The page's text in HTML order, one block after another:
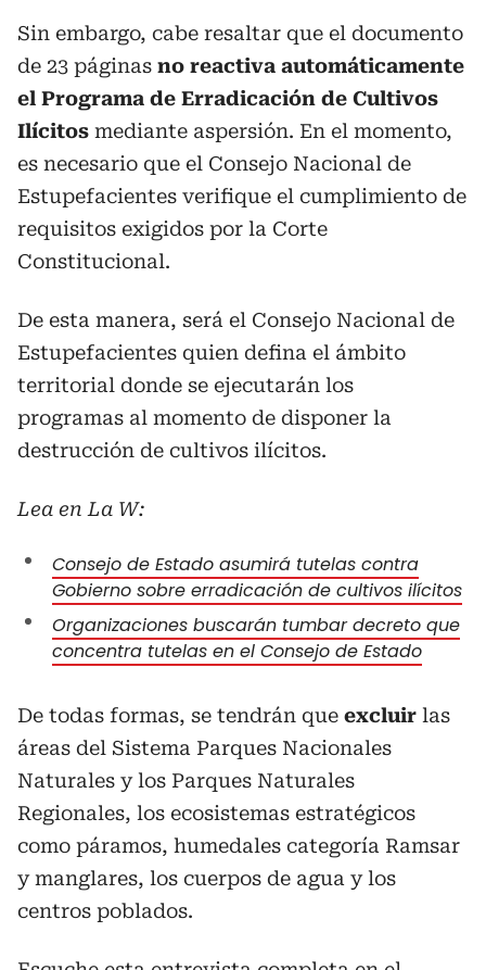
Sin embargo, cabe resaltar que el documento
de 23 páginas no reactiva automáticamente
el Programa de Erradicación de Cultivos
Ilícitos mediante aspersión. En el momento,
es necesario que el Consejo Nacional de
Estupefacientes verifique el cumplimiento de
requisitos exigidos por la Corte
Constitucional.
De esta manera, será el Consejo Nacional de
Estupefacientes quien defina el ámbito
territorial donde se ejecutarán los
programas al momento de disponer la
destrucción de cultivos ilícitos.
Lea en La W:
Consejo de Estado asumirá tutelas contra
Gobierno sobre erradicación de cultivos ilícitos
Organizaciones buscarán tumbar decreto que
concentra tutelas en el Consejo de Estado
De todas formas, se tendrán que excluir las
áreas del Sistema Parques Nacionales
Naturales y los Parques Naturales
Regionales, los ecosistemas estratégicos
como páramos, humedales categoría Ramsar
y manglares, los cuerpos de agua y los
centros poblados.